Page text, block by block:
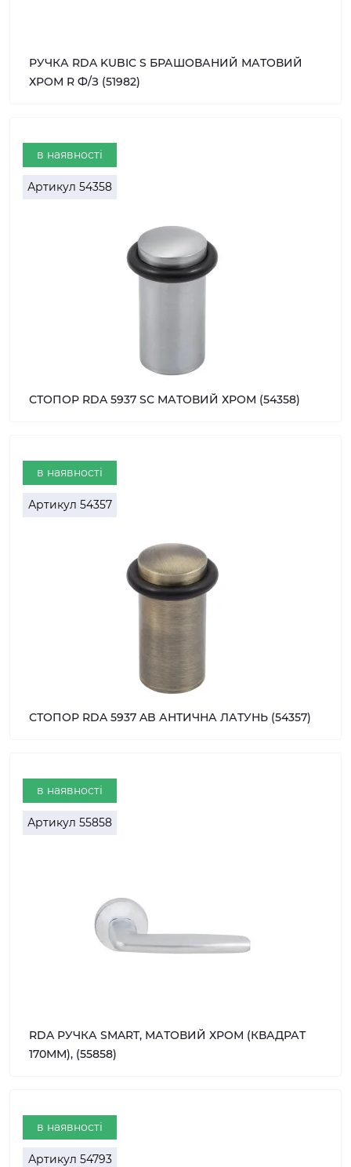
РУЧКА RDA KUBIC S БРАШОВАНИЙ МАТОВИЙ
ХРОМ R Ф/З (51982)
в наявності
Артикул 54358
СТОПОР RDA 5937 SС МАТОВИЙ ХРОМ (54358)
в наявності
Артикул 54357
СТОПОР RDA 5937 AB АНТИЧНА ЛАТУНЬ (54357)
в наявності
Артикул 55858
RDA РУЧКА SMART, МАТОВИЙ ХРОМ (КВАДРАТ
170ММ), (55858)
в наявності
Артикул 54793